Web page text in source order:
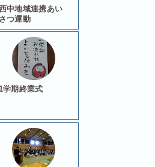
中地域連携あい
さつ運動
学期終業式